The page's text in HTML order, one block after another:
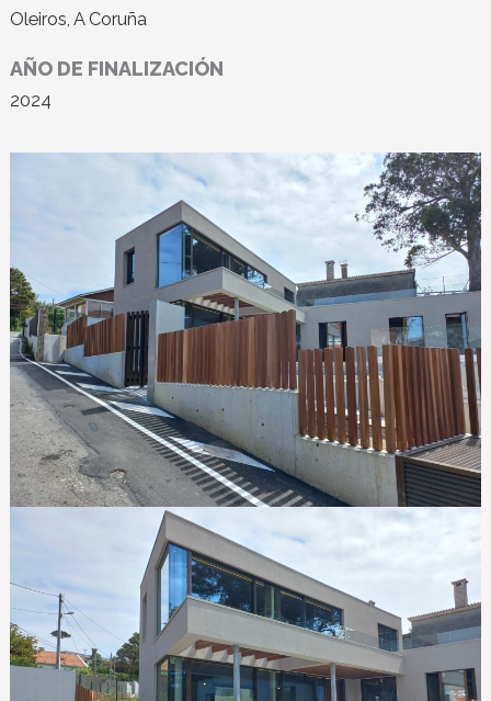
Oleiros, A Coruña
AÑO DE FINALIZACIÓN
2024